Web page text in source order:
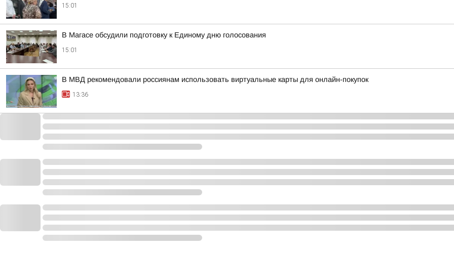
15:01
В Магасе обсудили подготовку к Единому дню голосования
15:01
В МВД рекомендовали россиянам использовать виртуальные карты для онлайн-покупок
13:36